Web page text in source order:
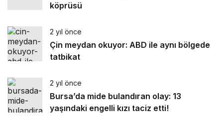
köprüsü
2 yıl önce
Çin meydan okuyor: ABD ile aynı bölgede
tatbikat
2 yıl önce
Bursa’da mide bulandıran olay: 13
yaşındaki engelli kızı taciz etti!